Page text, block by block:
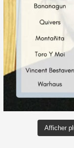
Afficher